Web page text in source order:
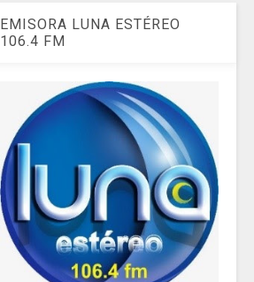
EMISORA LUNA ESTÉREO
106.4 FM